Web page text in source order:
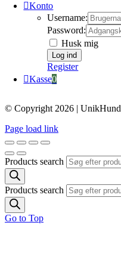
Konto
Username:
Password:
Husk mig
Register
Kasse0
© Copyright 2026 | UnikHund
Page load link
Products search
Products search
Go to Top